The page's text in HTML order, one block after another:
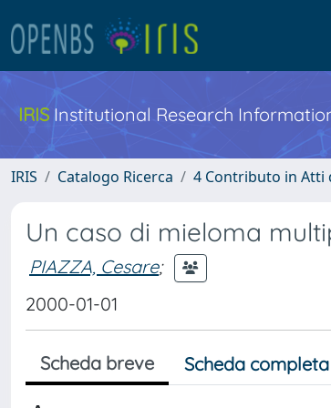
IRIS Institutional Research
IRIS Catalogo Ricerca 4 Contributo in Atti
Un caso di mieloma
PIAZZA, Cesare;
2000-01-01
Scheda breve Scheda completa